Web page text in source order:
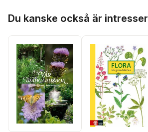
Du kanske också är